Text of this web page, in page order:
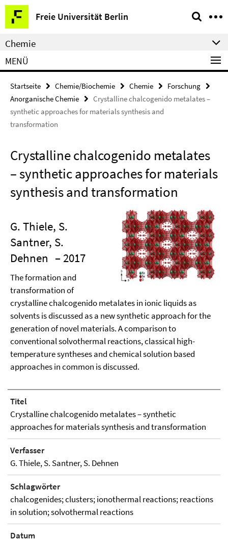
Springe
direkt
zu
Inhalt
Freie Universität Berlin
Service-
Navigation
Chemie
MENÜ
Startseite Chemie/Biochemie Chemie
Forschung
Anorganische Chemie
Crystalline chalcogenido metalates –
synthetic approaches for materials synthesis and
transformation
Crystalline chalcogenido metalates
– synthetic approaches for materials
synthesis and transformation
G. Thiele, S.
Santner, S.
Dehnen – 2017
The formation and
transformation of
crystalline chalcogenido metalates in ionic liquids as
solvents is discussed as a new synthetic approach for the
generation of novel materials. A comparison to
conventional solvothermal reactions, classical high-
temperature syntheses and chemical solution based
approaches in common is discussed.
Titel
Crystalline chalcogenido metalates – synthetic
approaches for materials synthesis and transformation
Verfasser
G. Thiele, S. Santner, S. Dehnen
Schlagwörter
chalcogenides; clusters; ionothermal reactions; reactions
in solution; solvothermal reactions
Datum